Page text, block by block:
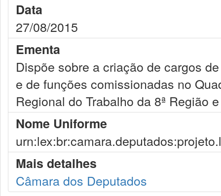
Data
27/08/2015
Ementa
Dispõe sobre a criação de cargos
e de funções comissionadas no
Regional do Trabalho da 8ª Região
Nome Uniforme
Mais detalhes
Câmara dos Deputados